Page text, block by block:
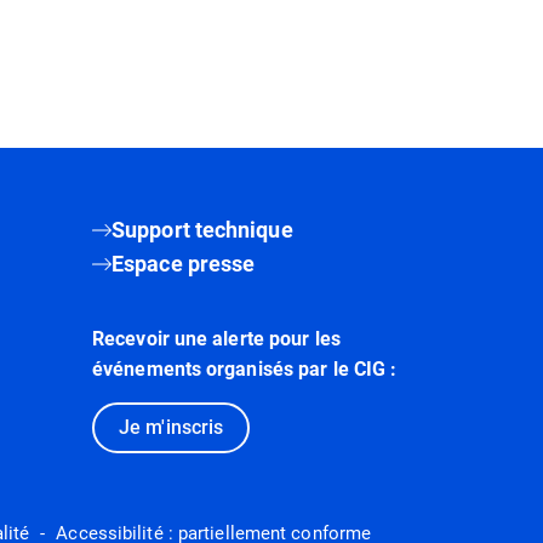
Support technique
Espace presse
Recevoir une alerte pour les
événements organisés par le CIG :
Je m'inscris
Accessibilité : partiellement conforme